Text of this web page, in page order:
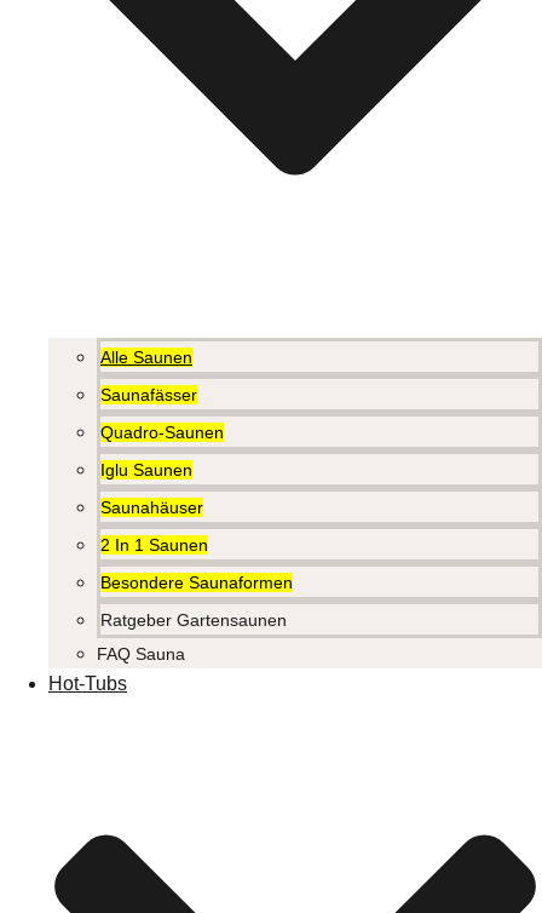
Alle Saunen
Saunafässer
Quadro-Saunen
Iglu Saunen
Saunahäuser
2 In 1 Saunen
Besondere Saunaformen
Ratgeber Gartensaunen
FAQ Sauna
Hot-Tubs